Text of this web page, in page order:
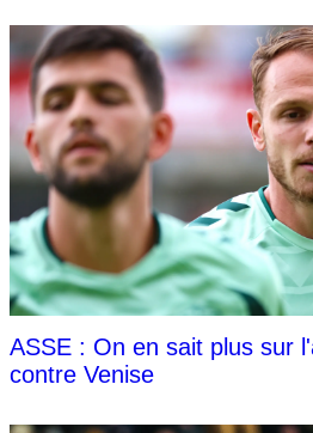
ASSE : On en sait plus sur
contre Venise